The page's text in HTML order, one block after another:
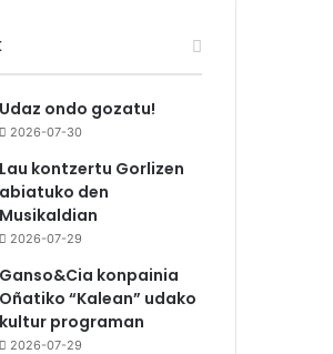
Udaz ondo gozatu!
2026-07-30
Lau kontzertu Gorlizen
abiatuko den
Musikaldian
2026-07-29
Ganso&Cia konpainia
Oñatiko “Kalean” udako
kultur programan
2026-07-29